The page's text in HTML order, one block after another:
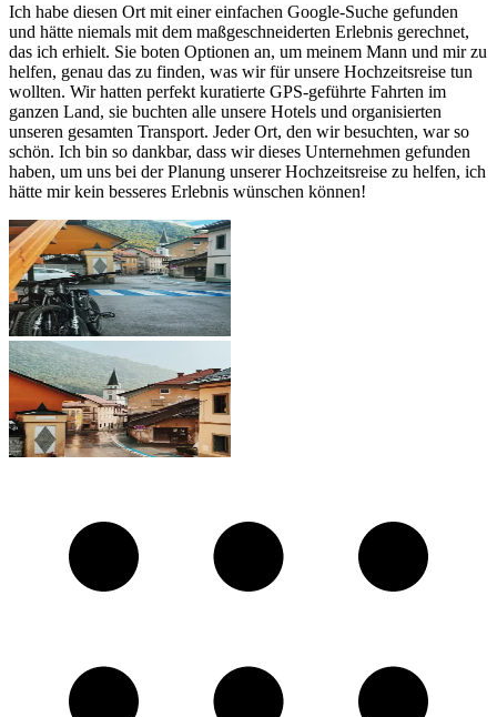
Ich habe diesen Ort mit einer einfachen Google-Suche gefunden
und hätte niemals mit dem maßgeschneiderten Erlebnis gerechnet,
das ich erhielt. Sie boten Optionen an, um meinem Mann und mir zu
helfen, genau das zu finden, was wir für unsere Hochzeitsreise tun
wollten. Wir hatten perfekt kuratierte GPS-geführte Fahrten im
ganzen Land, sie buchten alle unsere Hotels und organisierten
unseren gesamten Transport. Jeder Ort, den wir besuchten, war so
schön. Ich bin so dankbar, dass wir dieses Unternehmen gefunden
haben, um uns bei der Planung unserer Hochzeitsreise zu helfen, ich
hätte mir kein besseres Erlebnis wünschen können!